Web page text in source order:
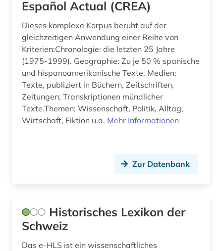
komponistin (1)
koptisch (1)
korpus (1)
kostenrechnung (1)
kultur (1)
künstler (1)
Español Actual (CREA)
Dieses komplexe Korpus beruht auf der
gleichzeitigen Anwendung einer Reihe von
Kriterien:Chronologie: die letzten 25 Jahre
(1975-1999). Geographie: Zu je 50 % spanische
und hispanoamerikanische Texte. Medien:
Texte, publiziert in Büchern, Zeitschriften,
Zeitungen; Transkriptionen mündlicher
Texte.Themen: Wissenschaft, Politik, Alltag,
Wirtschaft, Fiktion u.a. Mehr Informationen
Zur Datenbank
Historisches Lexikon der
Schweiz
Das e-HLS ist ein wissenschaftliches